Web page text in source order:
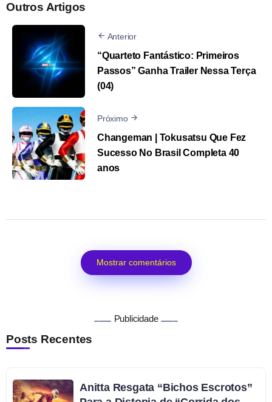
Outros Artigos
Anterior
“Quarteto Fantástico: Primeiros
Passos” Ganha Trailer Nessa Terça
(04)
Próximo
Changeman | Tokusatsu Que Fez
Sucesso No Brasil Completa 40
anos
Mostrar comentários
Publicidade
Posts Recentes
Anitta Resgata “Bichos Escrotos”